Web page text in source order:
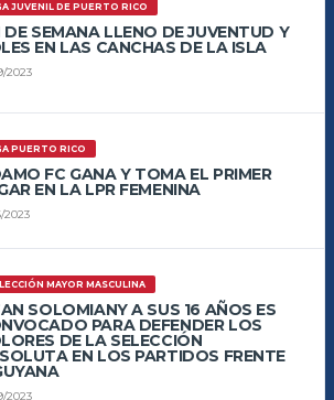
JUVENIL DE PUERTO RICO
DE SEMANA LLENO DE JUVENTUD Y
EN LAS CANCHAS DE LA ISLA
2023
PUERTO RICO
FC GANA Y TOMA EL PRIMER
EN LA LPR FEMENINA
2023
MAYOR MASCULINA
SOLOMIANY A SUS 16 AÑOS ES
PARA DEFENDER LOS
DE LA SELECCIÓN
EN LOS PARTIDOS FRENTE
2023